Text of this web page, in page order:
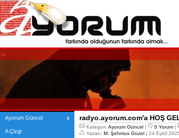
Ayorum Güncel
A Çizgi
radyo.ayorum.com'a HOŞ
Kategori: Ayorum Güncel | 0 Yorum |
Yazan: M. Şehmus Güzel | 24 Eylül